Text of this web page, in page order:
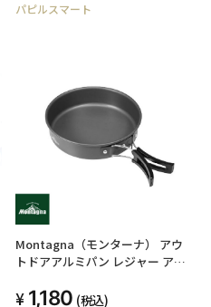
パピルスマート
Montagna（モンターナ） アウ
トドアアルミパン レジャー アウ
1,180 (税込)